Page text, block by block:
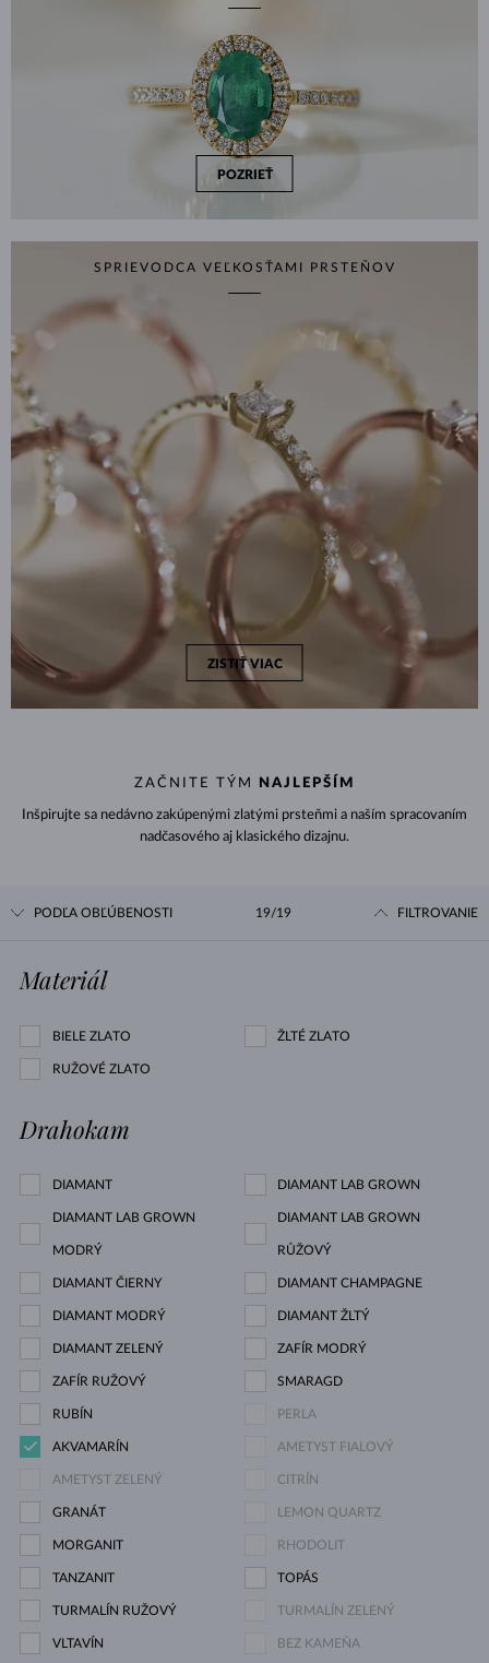
POZRIEŤ
SPRIEVODCA VEĽKOSŤAMI PRSTEŇOV
ZISTIŤ VIAC
ZAČNITE TÝM NAJLEPŠÍM
Inšpirujte sa nedávno zakúpenými zlatými prsteňmi a naším spracovaním
nadčasového aj klasického dizajnu.
PODĽA OBĽÚBENOSTI 19/19 FILTROVANIE
Materiál
BIELE ZLATO ŽLTÉ ZLATO
RUŽOVÉ ZLATO
Drahokam
DIAMANT DIAMANT LAB GROWN
DIAMANT LAB GROWN
MODRÝ
DIAMANT LAB GROWN
RŮŽOVÝ
DIAMANT ČIERNY DIAMANT CHAMPAGNE
DIAMANT MODRÝ DIAMANT ŽLTÝ
DIAMANT ZELENÝ ZAFÍR MODRÝ
ZAFÍR RUŽOVÝ SMARAGD
RUBÍN PERLA
AKVAMARÍN AMETYST FIALOVÝ
AMETYST ZELENÝ CITRÍN
GRANÁT LEMON QUARTZ
MORGANIT RHODOLIT
TANZANIT TOPÁS
TURMALÍN RUŽOVÝ TURMALÍN ZELENÝ
VLTAVÍN BEZ KAMEŇA